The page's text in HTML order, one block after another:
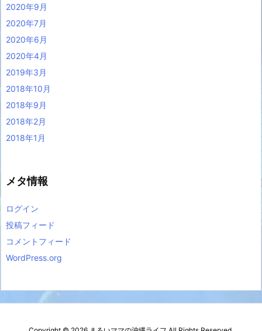
2020年9月
2020年7月
2020年6月
2020年4月
2019年3月
2018年10月
2018年9月
2018年2月
2018年1月
メタ情報
ログイン
投稿フィード
コメントフィード
WordPress.org